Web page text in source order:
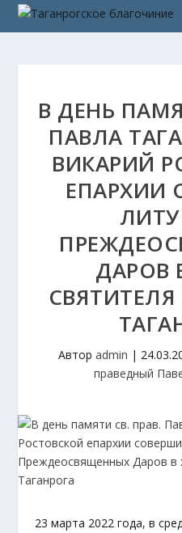
В ДЕНЬ
ПАВЛА
ВИКАРИЙ
ЕПАРХИИ
ДАРОВ
Автор admin |
праведный
23 марта 2022 года, в